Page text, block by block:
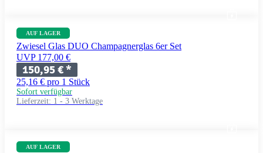
AUF LAGER
Zwiesel Glas DUO Champagnerglas 6er Set
UVP 177,00 €
150,95 €*
25,16 € pro 1 Stück
Sofort verfügbar
Lieferzeit: 1 - 3 Werktage
AUF LAGER